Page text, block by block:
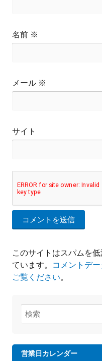
名前 ※
メール ※
サイト
このサイトはスパムを
ています。 コメントデ
ご覧ください。
検
索:
営業日カレンダー